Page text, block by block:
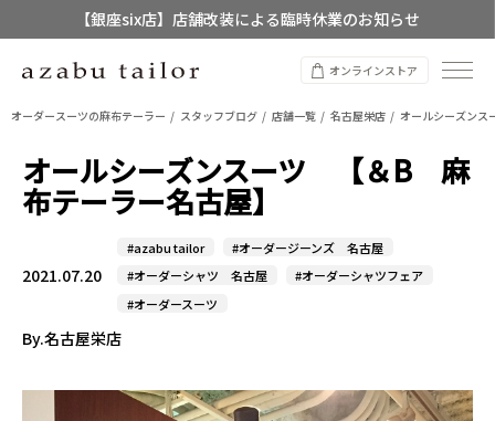
【店舗限定】レディースオーダースーツ
8/12~8/16 夏季休業のお知らせ
オンラインストア
オーダースーツの麻布テーラー スタッフブログ 店舗一覧 名古屋栄店 オールシーズン
オールシーズンスーツ 【＆B 麻
布テーラー名古屋】
2021.07.20
#azabu tailor
#オーダージーンズ 名古屋
#オーダーシャツ 名古屋
#オーダーシャツフェア
#オーダースーツ
By.名古屋栄店